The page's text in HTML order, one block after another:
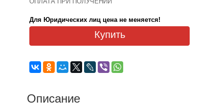
Для Юридических лиц цена не меняется!
Купить
Описание